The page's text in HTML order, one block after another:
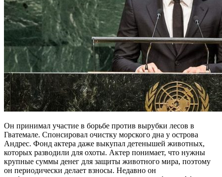
Он принимал участие в борьбе против вырубки лесов в
Гватемале. Спонсировал очистку морского дна у острова
Андрес. Фонд актера даже выкупал детенышей животных,
которых разводили для охоты. Актер понимает, что нужны
крупные суммы денег для защиты животного мира, поэтому
он периодически делает взносы. Недавно он